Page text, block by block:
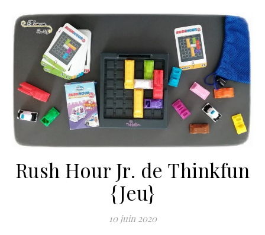
Rush Hour Jr. de Thinkfun
{Jeu}
10 juin 2020